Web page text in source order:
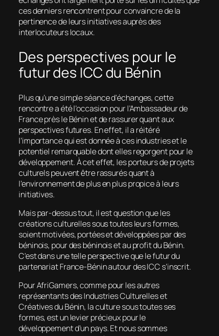
ces derniers rencontrent pour convaincre de la
pertinence de leurs initiatives auprès des
interlocuteurs locaux.
Des perspectives pour le
futur des ICC du Bénin
Plus qu’une simple séance d’échanges, cette
rencontre a été l’occasion pour l’Ambassadeur de
France près le Bénin et de rassurer quant aux
perspectives futures. En effet, il a réitéré
l’importance qui est donnée à ces industries et le
potentiel remarquable dont elles regorgent pour le
développement. À cet effet, les porteurs de projets
culturels peuvent être rassurés quant à
l’environnement de plus en plus propice à leurs
initiatives.
Mais par-dessus tout, il est question que les
créations culturelles sous toutes leurs formes,
soient motivées, portées et développées par des
béninois, pour des béninois et au profit du Bénin.
C’est dans une telle perspective que le futur du
partenariat France-Bénin autour des ICC s’inscrit.
Pour AfriGamers, comme pour les autres
représentants des Industries Culturelles et
Créatives du Bénin, la culture sous toutes ses
formes, est un levier précieux pour le
développement d’un pays. Et nous sommes